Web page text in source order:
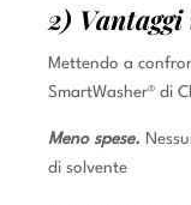
2)
Mettendo a
SmartWasher® di
Meno spese.
di solvente